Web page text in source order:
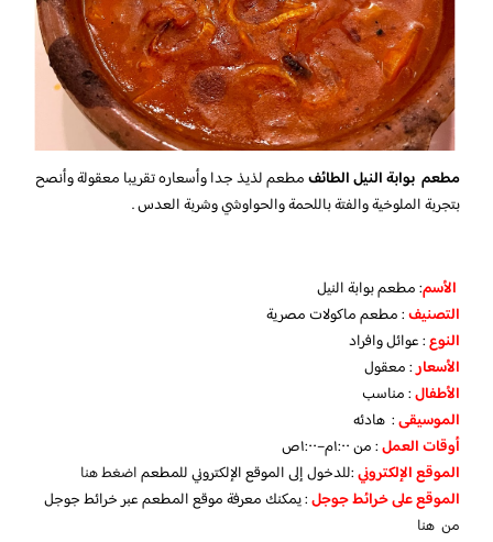
مطعم بوابة النيل الطائفمطعم لذيذ جدا وأسعاره تقريبا معقولة وأنصح
بتجربة الملوخية والفتة باللحمة والحواوشي وشربة العدس .
الأسم: مطعم بوابة النيل
التصنيف: مطعم ماكولات مصرية
النوع: عوائل وافراد
الأسعار: معقول
الأطفال: مناسب
الموسيقى: هادئه
أوقات العمل: من ١:٠٠م–١:٠٠ص
الموقع الإلكتروني:للدخول إلى الموقع الإلكتروني للمطعماضغط هنا
الموقع على خرائط جوجل: يمكنك معرفة موقع المطعم عبر خرائط جوجل
من هنا